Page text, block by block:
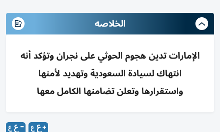
الخلاصه
الإمارات تدين هجوم الحوثي على نجران وتؤكد أنه
انتهاك لسيادة السعودية وتهديد لأمنها
واستقرارها وتعلن تضامنها الكامل معها